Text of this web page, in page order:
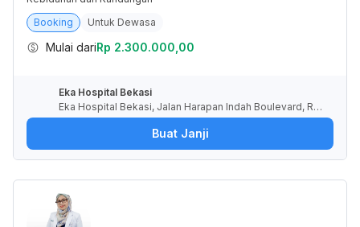
Booking
Untuk Dewasa
Mulai dariRp 2.300.000,00
Eka Hospital Bekasi
Eka Hospital Bekasi, Jalan Harapan Indah Boulevard, RT.
10/RW.8, Pusaka Rakyat, Kota Bekasi, Jawa Barat, Indone
Buat Janji